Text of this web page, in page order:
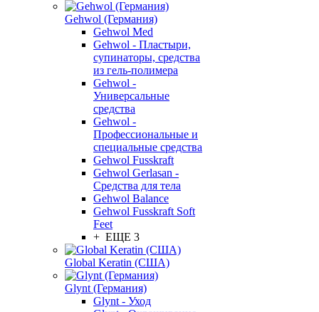
Gehwol (Германия)
Gehwol Med
Gehwol - Пластыри,
супинаторы, средства
из гель-полимера
Gehwol -
Универсальные
средства
Gehwol -
Профессиональные и
специальные средства
Gehwol Fusskraft
Gehwol Gerlasan -
Средства для тела
Gehwol Balance
Gehwol Fusskraft Soft
Feet
+ ЕЩЕ 3
Global Keratin (США)
Glynt (Германия)
Glynt - Уход